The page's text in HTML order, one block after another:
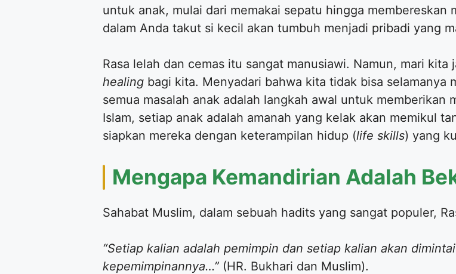
untuk anak, mulai dari memakai sepatu hingga
dalam Anda takut si kecil akan tumbuh menjadi pribadi yang
​Rasa lelah dan cemas itu sangat manusiawi. Namun, mari kita
healing bagi kita. Menyadari bahwa kita tidak bisa selamanya
semua masalah anak adalah langkah awal untuk memberikan
Islam, setiap anak adalah amanah yang kelak akan memikul
siapkan mereka dengan keterampilan hidup (life skills) yang
​Mengapa Kemandirian Adalah
​Sahabat Muslim, dalam sebuah hadits yang sangat populer,
“Setiap kalian adalah pemimpin dan setiap kalian akan
kepemimpinannya…” (HR. Bukhari dan Muslim).